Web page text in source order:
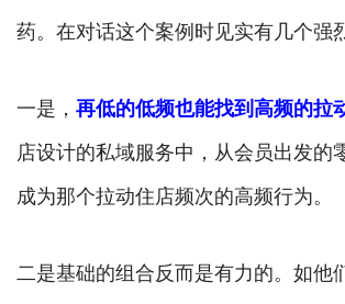
药。在对话这个案例时见实有几个强
一是， 再低的低频也能找到高频的拉
店设计的私域服务中，从会员出发的
成为那个拉动住店频次的高频行为。
二是基础的组合反而是有力的。如他